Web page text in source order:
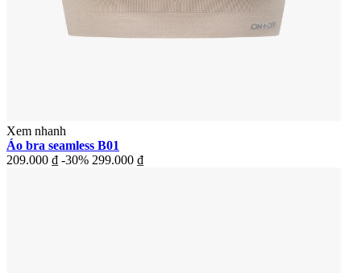
Xem nhanh
Áo bra seamless B01
209.000 ₫ -30% 299.000 ₫